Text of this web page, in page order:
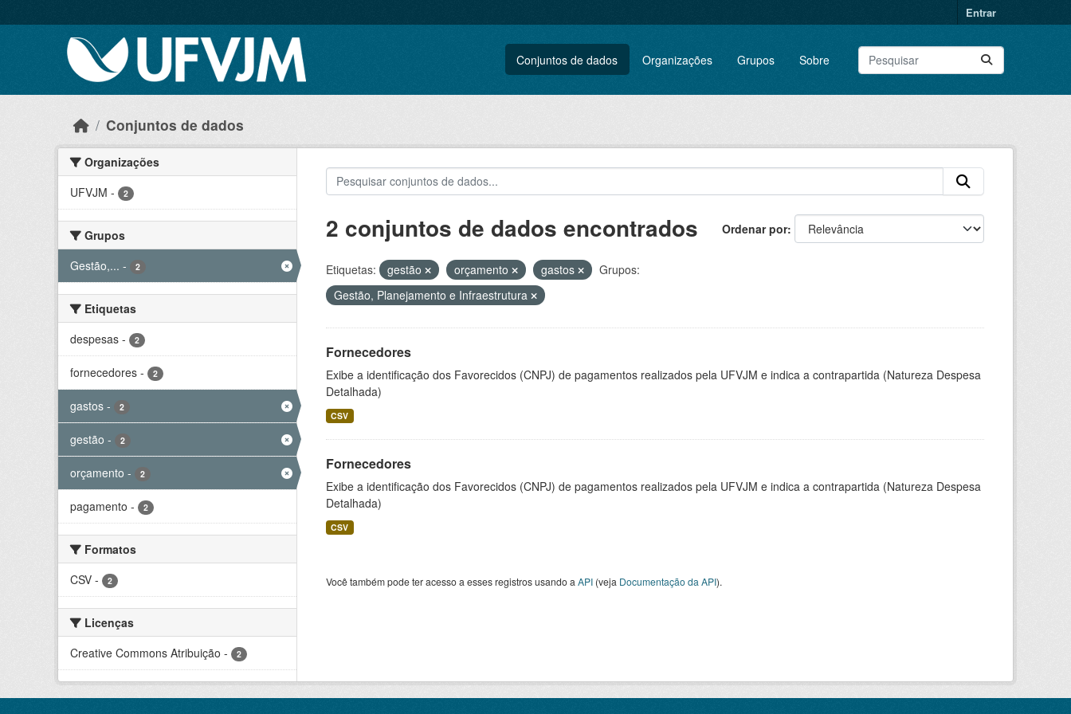
Entrar
Conjuntos de dados Organizações Grupos Sobre
Conjuntos de dados
Organizações
UFVJM - 2
Grupos
Gestão,... - 2
Etiquetas
despesas - 2
fornecedores - 2
gastos - 2
gestão - 2
orçamento - 2
pagamento - 2
Formatos
CSV - 2
Licenças
Creative Commons Atribuição - 2
Ordenar por
2 conjuntos de dados encontrados
Etiquetas: gestão orçamento gastos
Grupos:
Gestão, Planejamento e Infraestrutura
Fornecedores
Exibe a identificação dos Favorecidos (CNPJ) de pagamentos realizados pela UFVJM e indica a contrapartida (Natureza Despesa
Detalhada)
CSV
Fornecedores
Exibe a identificação dos Favorecidos (CNPJ) de pagamentos realizados pela UFVJM e indica a contrapartida (Natureza Despesa
Detalhada)
CSV
Você também pode ter acesso a esses registros usando a API(veja Documentação da API).